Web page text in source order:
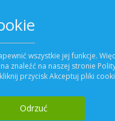
Dotarłeś
wszystkie jej funkcje.
znaleźć na naszej stronie
przycisk Akceptuj pliki
Odrzuć